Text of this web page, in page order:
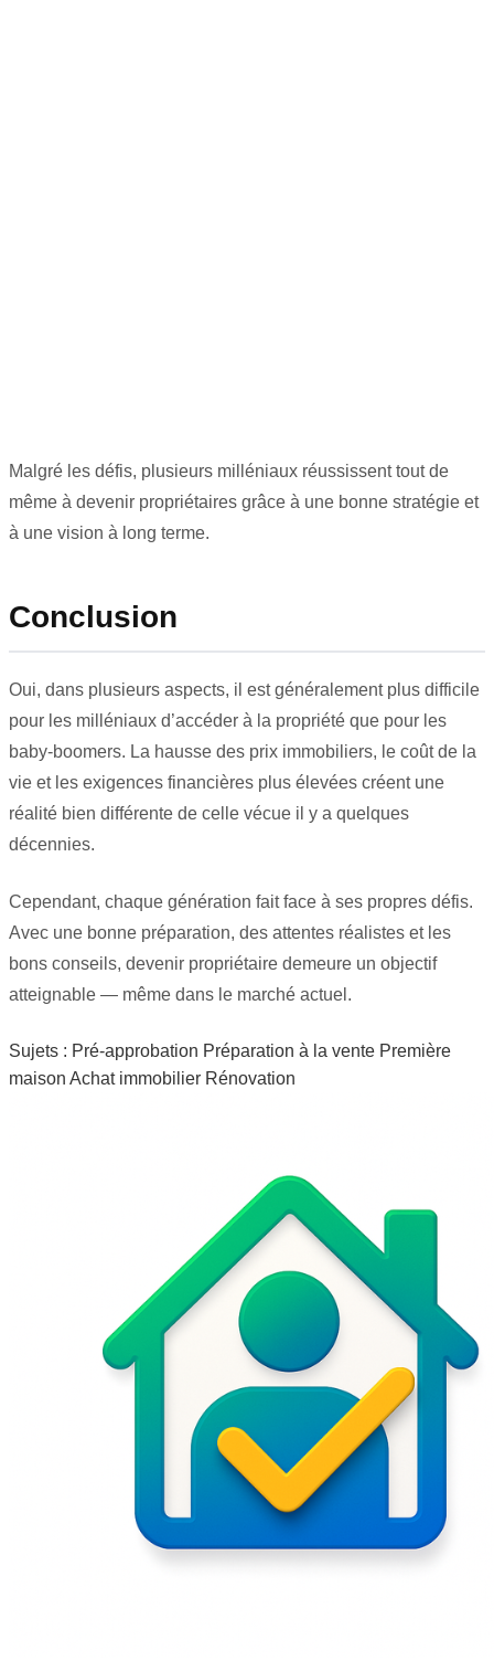
Malgré les défis, plusieurs milléniaux réussissent tout de
même à devenir propriétaires grâce à une bonne stratégie et
à une vision à long terme.
Conclusion
Oui, dans plusieurs aspects, il est généralement plus difficile
pour les milléniaux d’accéder à la propriété que pour les
baby-boomers. La hausse des prix immobiliers, le coût de la
vie et les exigences financières plus élevées créent une
réalité bien différente de celle vécue il y a quelques
décennies.
Cependant, chaque génération fait face à ses propres défis.
Avec une bonne préparation, des attentes réalistes et les
bons conseils, devenir propriétaire demeure un objectif
atteignable — même dans le marché actuel.
Sujets : Pré-approbation Préparation à la vente Première
maison Achat immobilier Rénovation